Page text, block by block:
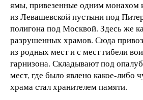
ямы, привезенные одним монахом
из Левашевской пустыни под
полигона под Москвой. Здесь же
разрушенных храмов. Сюда
из родных мест и с мест гибели
гарнизона. Складывают под
мест, где было явлено какое-либо
храма стал хранителем памяти.